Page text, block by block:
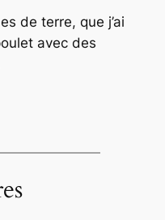
de terre, que j’ai
avec des